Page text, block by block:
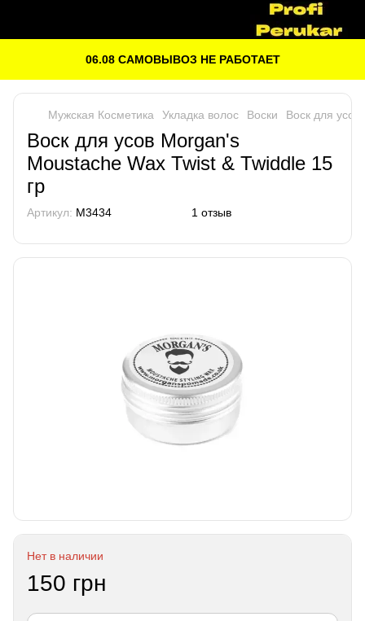
06.08 САМОВЫВОЗ НЕ РАБОТАЕТ
Мужская Косметика Укладка волос Воски Воск для
Воск для усов Morgan's
Moustache Wax Twist & Twiddle 15
гр
Артикул: M3434 1 отзыв
Нет в наличии
150 грн